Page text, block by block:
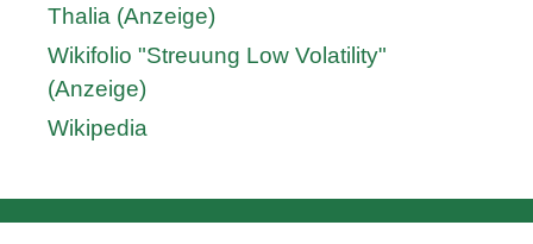
Thalia (Anzeige)
Wikifolio "Streuung Low Volatility"
(Anzeige)
Wikipedia